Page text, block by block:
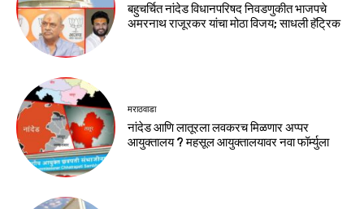
बहुचर्चित नांदेड विधानपरिषद निवडणुकीत भाजपचे
अमरनाथ राजूरकर यांचा मोठा विजय; साधली हॅट्रिक
मराठवाडा
नांदेड आणि लातूरला लवकरच मिळणार अप्पर
आयुक्तालय ? महसूल आयुक्तालयावर नवा फॉर्म्युला